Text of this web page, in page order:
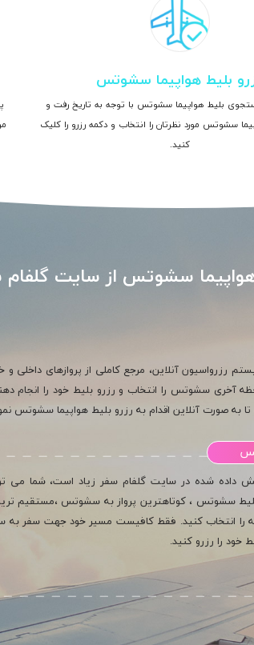
بلیط هواپیما سشوتس
بلیط هواپیما سشوتس با توجه به تاریخ رفت و
سشوتس مورد نظرتان را انتخاب و دکمه رزرو را کلیک
کنید.
هواپیما سشوتس از سایت گلفام
رزرواسیون آنلاین، مرجع کاملی از پروازهای داخلی و
آخری سشوتس را انتخاب و رزرو بلیط خود را انجام
به صورت آنلاین اقدام به رزرو بلیط هواپیما سشوتس
داده شده در سایت گلفام سفر زیاد است، شما می
سشوتس ، کوتاهترین پرواز به سشوتس ،مستقیم
را انتخاب کنید. فقط کافیست مسیر خود جهت سفر به
خود را رزرو کنید.